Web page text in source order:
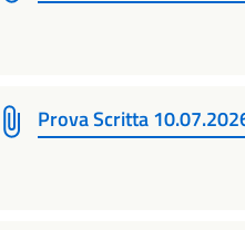
Prova Scritta